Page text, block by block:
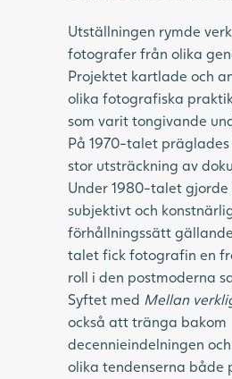
Utställningen rymde
fotografer från olika
Projektet kartlade och
olika fotografiska
som varit tongivande
På 1970-talet
stor utsträckning av
Under 1980-talet
subjektivt och
förhållningssätt
talet fick fotografin en
roll i den postmoderna
Syftet med Mellan
också att tränga bakom
decennieindelningen
olika tendenserna både